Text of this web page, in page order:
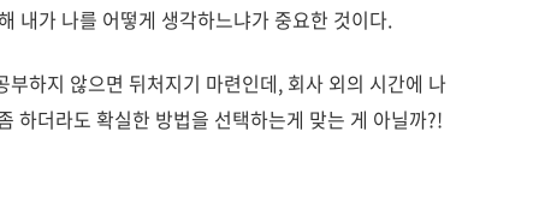
내가 나를 어떻게 생각하느냐가 중요한 것이다.
하지 않으면 뒤처지기 마련인데, 회사 외의 시간에 나
하더라도 확실한 방법을 선택하는게 맞는 게 아닐까?!